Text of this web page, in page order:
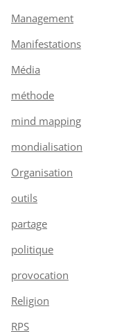
Management
Manifestations
Média
méthode
mind mapping
mondialisation
Organisation
outils
partage
politique
provocation
Religion
RPS